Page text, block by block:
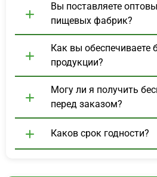
Вы поставляете
пищевых фабрик?
Как вы обеспечиваете
продукции?
Могу ли я получить
перед заказом?
Каков срок годности?